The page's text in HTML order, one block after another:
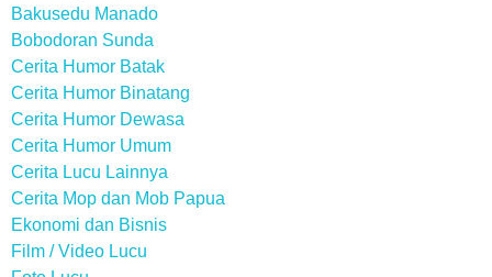
Bakusedu Manado
Bobodoran Sunda
Cerita Humor Batak
Cerita Humor Binatang
Cerita Humor Dewasa
Cerita Humor Umum
Cerita Lucu Lainnya
Cerita Mop dan Mob Papua
Ekonomi dan Bisnis
Film / Video Lucu